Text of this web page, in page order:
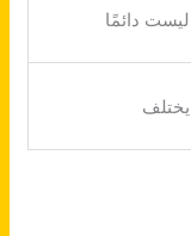
ليست دائمًا
يختلف